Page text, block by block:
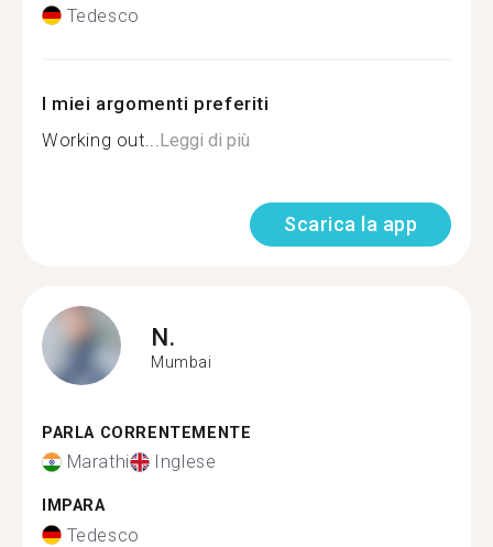
Tedesco
I miei argomenti preferiti
Working out... Leggi di più
Scarica la app
N.
Mumbai
PARLA CORRENTEMENTE
Marathi Inglese
IMPARA
Tedesco